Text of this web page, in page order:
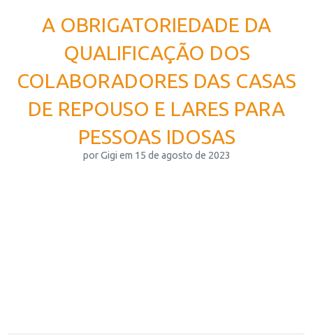
A OBRIGATORIEDADE DA
QUALIFICAÇÃO DOS
COLABORADORES DAS CASAS
DE REPOUSO E LARES PARA
PESSOAS IDOSAS
por Gigi em 15 de agosto de 2023